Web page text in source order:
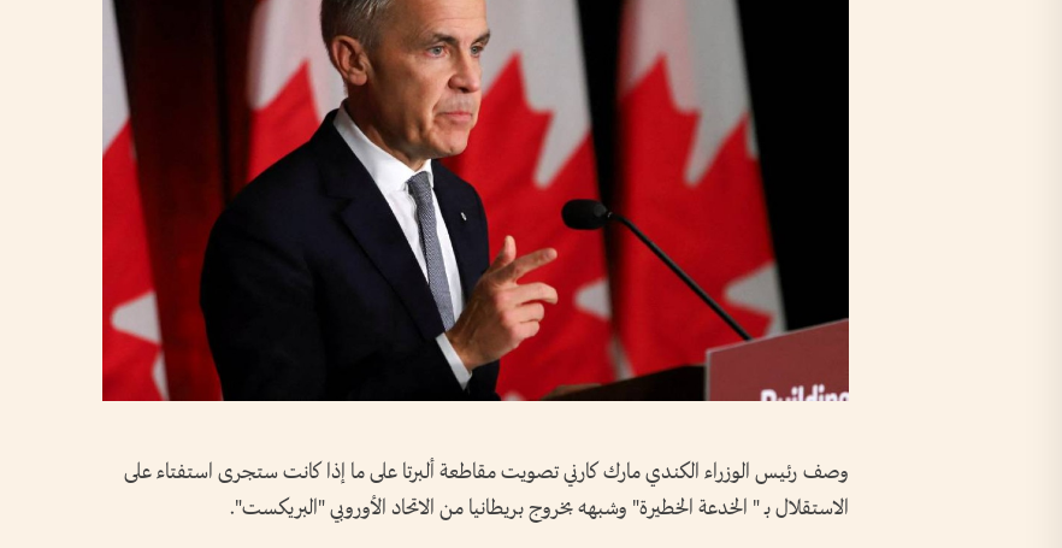
وصف رئيس الوزراء الكندي مارك كارني تصويت مقاطعة ألبرتا على ما إذا كانت ستجرى استفتاء على
الاستقلال بـ " الخدعة الخطيرة" وشبهه بخروج بريطانيا من الاتحاد الأوروبي "البريكست".